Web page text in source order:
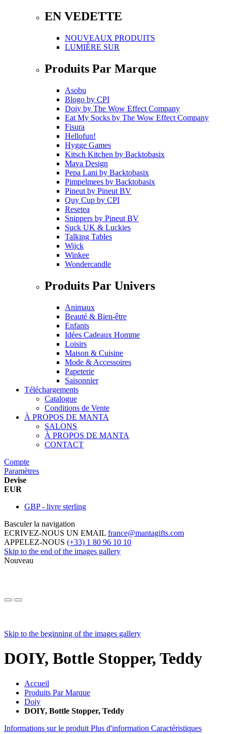
EN VEDETTE
NOUVEAUX PRODUITS
LUMIÈRE SUR
Produits Par Marque
Asobu
Blogo by CPI
Doiy by The Wow Effect Company
Eat My Socks by The Wow Effect Company
Fisura
Hellofun!
Hygge Games
Kitsch Kitchen by Backtobasix
Mava Design
Pepa Lani by Backtobasix
Pimpelmees by Backtobasix
Pineut by Pineut BV
Quy Cup by CPI
Resetea
Snippers by Pineut BV
Suck UK & Luckies
Talking Tables
Wijck
Winkee
Wondercandle
Produits Par Univers
Animaux
Beauté & Bien-être
Enfants
Idées Cadeaux Homme
Loisirs
Maison & Cuisine
Mode & Accessoires
Papeterie
Saisonnier
Téléchargements
Catalogue
Conditions de Vente
À PROPOS DE MANTA
SALONS
À PROPOS DE MANTA
CONTACT
Compte
Paramètres
Devise
EUR
GBP - livre sterling
Basculer la navigation
ECRIVEZ-NOUS UN EMAIL france@mantagifts.com
APPELEZ-NOUS (+33) 1 80 96 10 10
Skip to the end of the images gallery
Nouveau
Skip to the beginning of the images gallery
DOIY, Bottle Stopper, Teddy
Accueil
Produits Par Marque
Doiy
DOIY, Bottle Stopper, Teddy
Informations sur le produit Plus d'information Caractéristiques